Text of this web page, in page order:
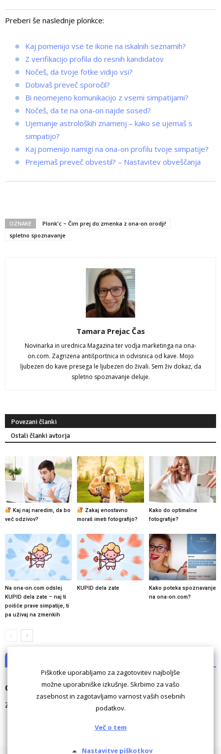
Preberi še naslednje plonkce:
Kaj pomenijo vse te ikone na iskalnih seznamih?
Z verifikacijo profila do resnih kandidatov
Nočeš, da tvoje fotke vidijo vsi?
Dobivaš preveč sporočil?
Bi neomejeno komunikacijo z vsemi simpatijami?
Nočeš, da te na ona-on najde sosed?
Ujemanje astroloških znamenj – kako se ujemaš s
simpatijo?
Kaj pomenijo namigi na ona-on profilu tvoje simpatije?
Prejemaš preveč obvestil? – Nastavitev obveščanja
OZNAKE
Plonk'c ~ Čim prej do zmenka z ona-on orodji!
spletno spoznavanje
Tamara Prejac Čas
Novinarka in urednica Magazina ter vodja marketinga na ona-
on.com. Zagrizena antišportnica in odvisnica od kave. Mojo
ljubezen do kave presega le ljubezen do živali. Sem živ dokaz, da
spletno spoznavanje deluje.
Povezani članki
Ostali članki avtorja
Kaj naj naredim, da bo
več odzivov?
Zakaj enostavno
moraš imeti fotografijo?
Kako do optimalne
fotografije?
Na ona-on.com odslej
KUPID dela zate – naj ti
poišče prave simpatije, ti
pa uživaj na zmenkih
KUPID dela zate
Kako poteka spoznavanje
na ona-on.com?
Odgovori
Za komentiranje morate biti prijavljeni
Piškotke uporabljamo za zagotovitev najboljše
možne uporabniške izkušnje. Skrbimo za vašo
zasebnost in zagotavljamo varnost vaših osebnih
podatkov.
Več o tem
Nastavitve piškotkov